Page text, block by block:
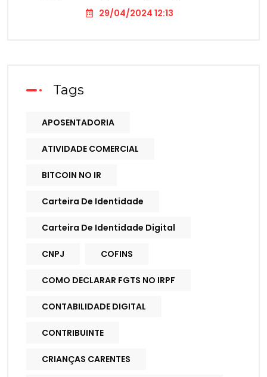
29/04/2024 12:13
Tags
APOSENTADORIA
ATIVIDADE COMERCIAL
BITCOIN NO IR
Carteira De Identidade
Carteira De Identidade Digital
CNPJ COFINS
COMO DECLARAR FGTS NO IRPF
CONTABILIDADE DIGITAL
CONTRIBUINTE
CRIANÇAS CARENTES